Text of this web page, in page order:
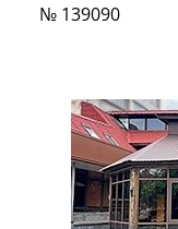
№ 139090